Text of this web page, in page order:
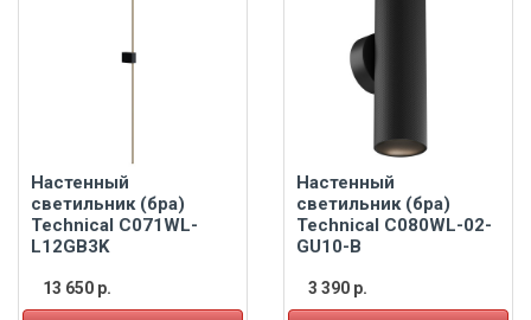
Настенный
светильник (бра)
Technical C071WL-
L12GB3K
13 650 р.
Настенный
светильник (бра)
Technical C080WL-02-
GU10-B
3 390 р.